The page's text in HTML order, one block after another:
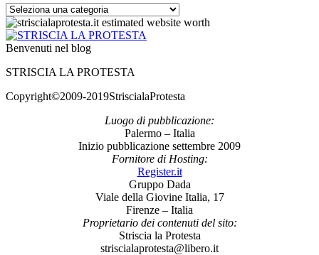
Categorie
Benvenuti nel blog
STRISCIA LA PROTESTA
Copyright©2009-2019StriscialaProtesta
Luogo di pubblicazione:
Palermo – Italia
Inizio pubblicazione settembre 2009
Fornitore di Hosting:
Register.it
Gruppo Dada
Viale della Giovine Italia, 17
Firenze – Italia
Proprietario dei contenuti del sito:
Striscia la Protesta
striscialaprotesta@libero.it